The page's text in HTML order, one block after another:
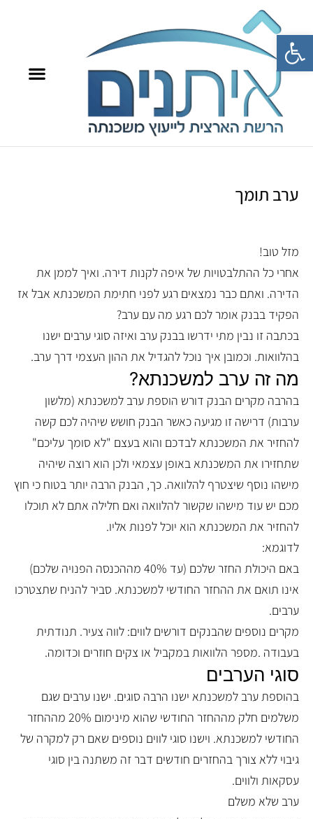
פתח סרגל נגישות
ערב תומך
מזל טוב!
אחרי כל ההתלבטויות של איפה לקנות דירה. ואיך לממן את
הדירה. ואתם כבר נמצאים רגע לפני חתימת המשכנתא אבל אז
הפקיד בבנק אומר לכם רגע מה עם ערב?
בכתבה זו נבין מתי ידרשו בבנק ערב ואיזה סוגי ערבים ישנו
בהלוואות. וכמובן איך נוכל להגדיל את ההון העצמי דרך ערב.
מה זה ערב למשכנתא?
בהרבה מקרים הבנק דורש הוספת ערב למשכנתא (מלשון
ערבות) דרישה זו מגיעה כאשר הבנק חושש שיהיה לכם קשה
להחזיר את המשכנתא לבדכם והוא בעצם "לא סומך עליכם"
שתחזירו את המשכנתא באופן עצמאי ולכן הוא רוצה שיהיה
מישהו נוסף שיצטרף להלוואה. כך, הבנק הרבה יותר בטוח כי חוץ
מכם יש עוד מישהו שקשור להלוואה ואם חלילה אתם לא תוכלו
להחזיר את המשכנתא הוא יוכל לפנות אליו.
לדוגמא:
באם היכולת החזר שלכם (עד 40% מההכנסה הפנויה שלכם)
אינו תואם את ההחזר החודשי למשכנתא. סביר להניח שתצטרכו
ערבים.
מקרים נוספים שהבנקים דורשים לווים: לווה צעיר. תנודתית
בעבודה .מספר הלוואות במקביל או צקים חוזרים וכדומה.
סוגי הערבים
בהוספת ערב למשכנתא ישנו הרבה סוגים. ישנו ערבים שגם
משלמים חלק מההחזר החודשי שהוא מינימום 20% מההחזר
החודשי למשכנתא. וישנו סוגי לווים נוספים שאם רק למקרה של
גיבוי ללא צורך בהחזרים חודשים דבר זה משתנה בין סוגי
עסקאות ולווים.
ערב שלא משלם